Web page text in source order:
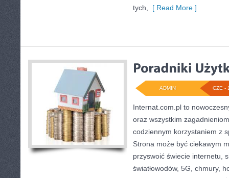
tych,
[ Read More ]
CZE -
ADMIN
Internat.com.pl to
oraz wszystkim
codziennym korzystaniem z
Strona może być ciekawym
przyswoić świecie internetu,
światłowodów, 5G, chmury,